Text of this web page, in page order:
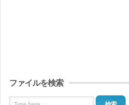
ファイルを検索